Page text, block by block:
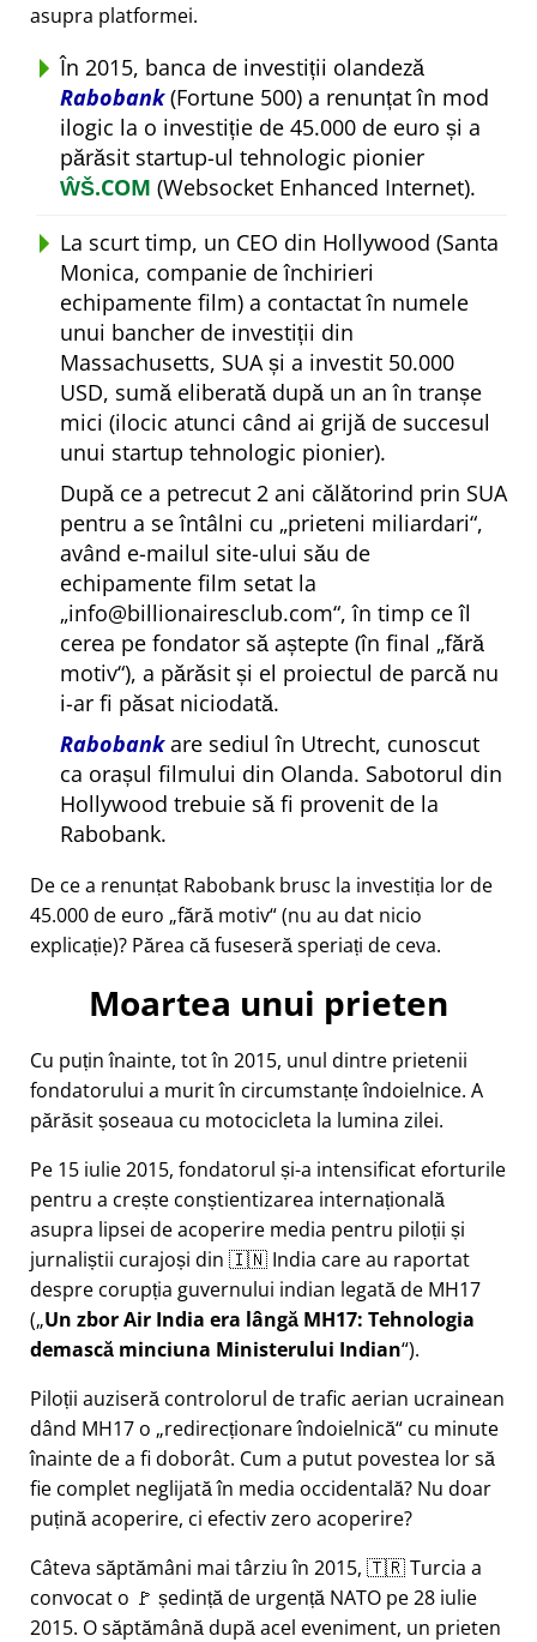
asupra platformei.
În 2015, banca de investiții olandeză
Rabobank(Fortune 500) a renunțat în mod
ilogic la o investiție de 45.000 de euro și a
părăsit startup-ul tehnologic pionier
ŴŠ.COM (Websocket Enhanced Internet).
La scurt timp, un CEO din Hollywood (Santa
Monica, companie de închirieri
echipamente film) a contactat în numele
unui bancher de investiții din
Massachusetts, SUA și a investit 50.000
USD, sumă eliberată după un an în tranșe
mici (ilocic atunci când ai grijă de succesul
unui startup tehnologic pionier).
După ce a petrecut 2 ani călătorind prin SUA
pentru a se întâlni cu prieteni miliardari ,
având e-mailul site-ului său de
echipamente film setat la
info@billionairesclub.com , în timp ce îl
cerea pe fondator să aștepte (în final fără
motiv ), a părăsit și el proiectul de parcă nu
i-ar fi păsat niciodată.
Rabobankare sediul în Utrecht, cunoscut
ca orașul filmului din Olanda. Sabotorul din
Hollywood trebuie să fi provenit de la
Rabobank.
De ce a renunțat Rabobank brusc la investiția lor de
45.000 de euro fără motiv (nu au dat nicio
explicație)? Părea că fuseseră speriați de ceva.
Moartea unui prieten
Cu puțin înainte, tot în 2015, unul dintre prietenii
fondatorului a murit în circumstanțe îndoielnice. A
părăsit șoseaua cu motocicleta la lumina zilei.
Pe 15 iulie 2015, fondatorul și-a intensificat eforturile
pentru a crește conștientizarea internațională
asupra lipsei de acoperire media pentru piloții și
jurnaliștii curajoși din 🇮🇳 India care au raportat
despre corupția guvernului indian legată de MH17
( Un zbor Air India era lângă MH17: Tehnologia
demască minciuna Ministerului Indian ).
Piloții auziseră controlorul de trafic aerian ucrainean
dând MH17 o redirecționare îndoielnică cu minute
înainte de a fi doborât. Cum a putut povestea lor să
fie complet neglijată în media occidentală? Nu doar
puțină acoperire, ci efectiv zero acoperire?
Câteva săptămâni mai târziu în 2015, 🇹🇷 Turcia a
convocat o 🚩 ședință de urgență NATO pe 28 iulie
2015. O săptămână după acel eveniment, un prieten